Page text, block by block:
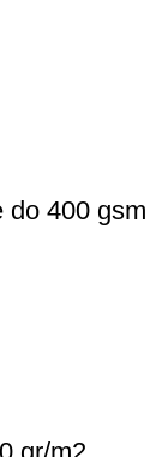
do 400 gsm